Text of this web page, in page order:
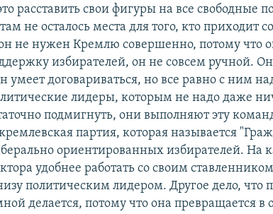
расставить свои фигуры на все свободные
не осталось места для того, кто приходит
не нужен Кремлю совершенно, потому что
избирателей, он не совсем ручной. Он
умеет договариваться, но все равно с ним
лидеры, которым не надо даже
подмигнуть, они выполняют эту
партия, которая называется
ориентированных избирателей. На
удобнее работать со своим
политическим лидером. Другое дело, что
делается, потому что она превращается в